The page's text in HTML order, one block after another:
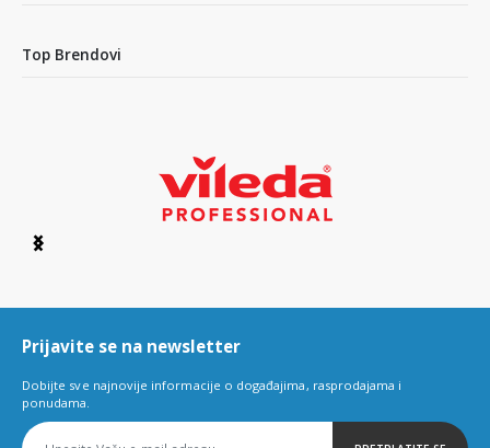
Top Brendovi
Item
6
Prijavite se na newsletter
Dobijte sve najnovije informacije o događajima, rasprodajama i
ponudama.